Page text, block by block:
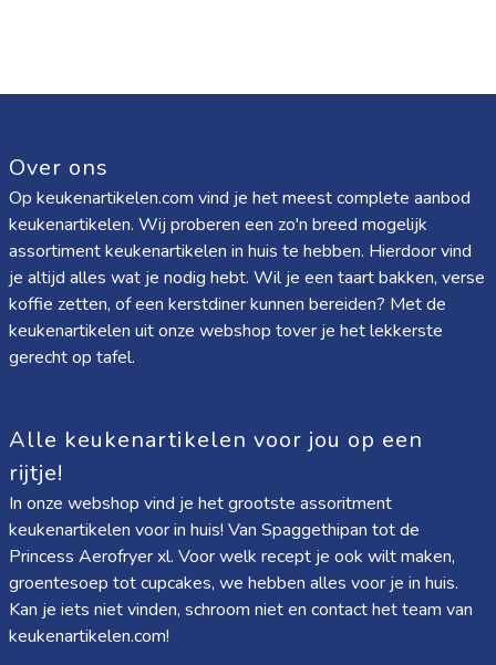
Over ons
Op keukenartikelen.com vind je het meest complete aanbod
keukenartikelen. Wij proberen een zo'n breed mogelijk
assortiment keukenartikelen in huis te hebben. Hierdoor vind
je altijd alles wat je nodig hebt. Wil je een taart bakken, verse
koffie zetten, of een kerstdiner kunnen bereiden? Met de
keukenartikelen uit onze webshop tover je het lekkerste
gerecht op tafel.
Alle keukenartikelen voor jou op een
rijtje!
In onze webshop vind je het grootste assoritment
keukenartikelen voor in huis! Van Spaggethipan tot de
Princess Aerofryer xl. Voor welk recept je ook wilt maken,
groentesoep tot cupcakes, we hebben alles voor je in huis.
Kan je iets niet vinden, schroom niet en contact het team van
keukenartikelen.com!